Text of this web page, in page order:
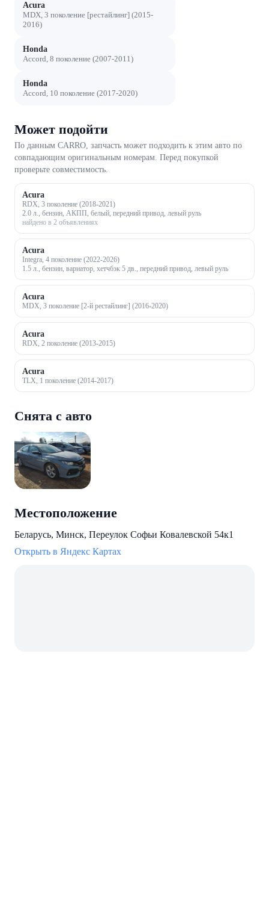
Acura
MDX, 3 поколение [рестайлинг] (2015-
2016)
Honda
Accord, 8 поколение (2007-2011)
Honda
Accord, 10 поколение (2017-2020)
Может подойти
По данным CARRO, запчасть может подходить к этим авто по
совпадающим оригинальным номерам. Перед покупкой
проверьте совместимость.
Acura
RDX, 3 поколение (2018-2021)
2.0 л., бензин, АКПП, белый, передний привод, левый руль
найдено в 2 объявлениях
Acura
Integra, 4 поколение (2022-2026)
1.5 л., бензин, вариатор, хетчбэк 5 дв., передний привод, левый руль
Acura
MDX, 3 поколение [2-й рестайлинг] (2016-2020)
Acura
RDX, 2 поколение (2013-2015)
Acura
TLX, 1 поколение (2014-2017)
Снята с авто
Местоположение
Беларусь, Минск, Переулок Софьи Ковалевской 54к1
Открыть в Яндекс Картах